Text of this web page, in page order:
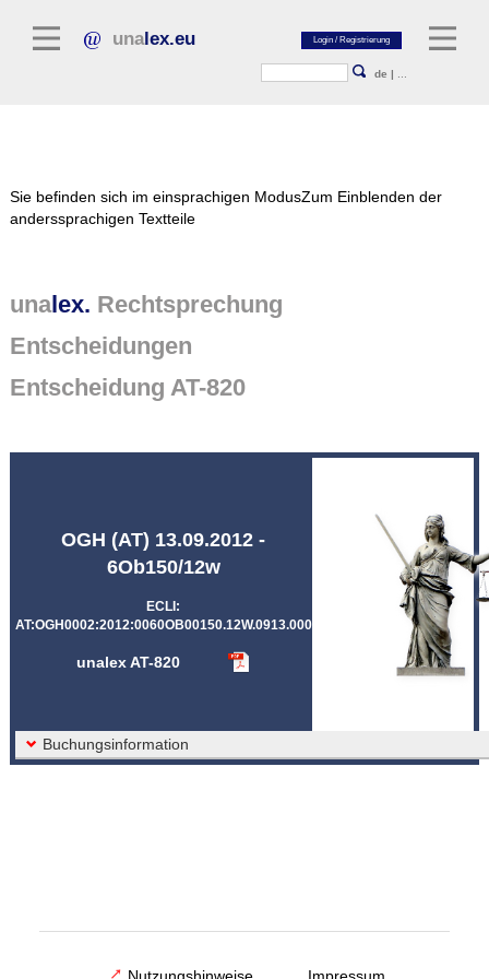
unalex.eu
de |
Normtexte
Rechtsprechung
Sie befinden sich im einsprachigen ModusZum Einblenden der
anderssprachigen Textteile
unalex. Rechtsprechung
Entscheidungen
Entscheidung AT-820
OGH (AT) 13.09.2012 -
6Ob150/12w
ECLI:
AT:OGH0002:2012:0060OB00150.12W.0913.000
unalex AT-820
Buchungsinformation
Nutzungshinweise Impressum